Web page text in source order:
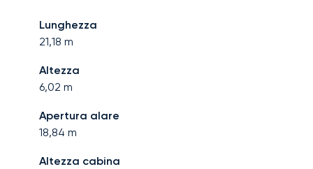
Lunghezza
21,18 m
Altezza
6,02 m
Apertura alare
18,84 m
Altezza cabina